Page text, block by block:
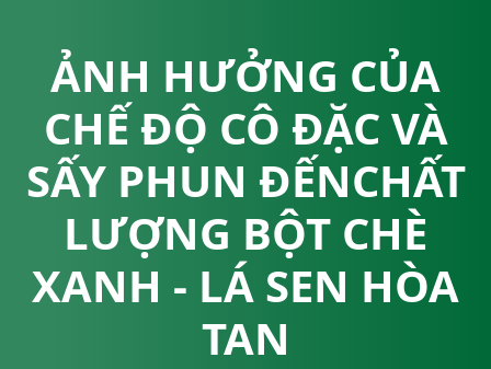
ẢNH HƯỞNG CỦA
CHẾ ĐỘ CÔ ĐẶC VÀ
SẤY PHUN ĐẾNCHẤT
LƯỢNG BỘT CHÈ
XANH - LÁ SEN HÒA
TAN